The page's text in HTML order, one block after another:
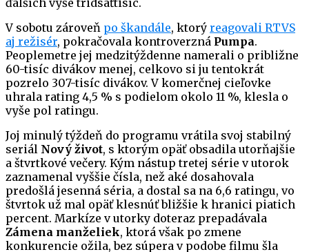
ďalších vyše tridsaťtisíc.
V sobotu zároveň po škandále, ktorý reagovali RTVS
aj režisér, pokračovala kontroverzná Pumpa.
Peoplemetre jej medzitýždenne namerali o približne
60-tisíc divákov menej, celkovo si ju tentokrát
pozrelo 307-tisíc divákov. V komerčnej cieľovke
uhrala rating 4,5 % s podielom okolo 11 %, klesla o
vyše pol ratingu.
Joj minulý týždeň do programu vrátila svoj stabilný
seriál Nový život, s ktorým opäť obsadila utorňajšie
a štvrtkové večery. Kým nástup tretej série v utorok
zaznamenal vyššie čísla, než aké dosahovala
predošlá jesenná séria, a dostal sa na 6,6 ratingu, vo
štvrtok už mal opäť klesnúť bližšie k hranici piatich
percent. Markíze v utorky doteraz prepadávala
Zámena manželiek, ktorá však po zmene
konkurencie ožila, bez súpera v podobe filmu šla